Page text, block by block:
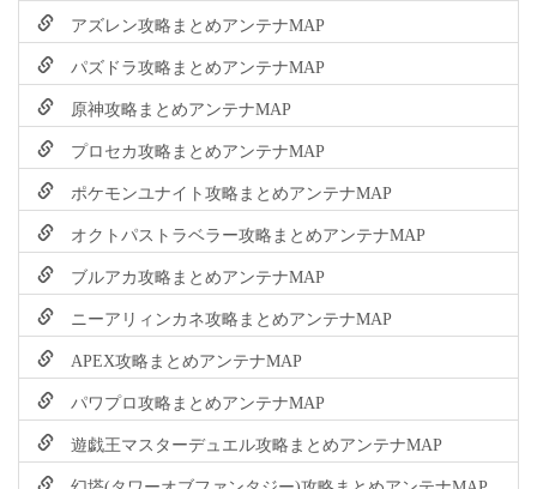
アズレン攻略まとめアンテナMAP
パズドラ攻略まとめアンテナMAP
原神攻略まとめアンテナMAP
プロセカ攻略まとめアンテナMAP
ポケモンユナイト攻略まとめアンテナMAP
オクトパストラベラー攻略まとめアンテナMAP
ブルアカ攻略まとめアンテナMAP
ニーアリィンカネ攻略まとめアンテナMAP
APEX攻略まとめアンテナMAP
パワプロ攻略まとめアンテナMAP
遊戯王マスターデュエル攻略まとめアンテナMAP
幻塔(タワーオブファンタジー)攻略まとめアンテナMAP